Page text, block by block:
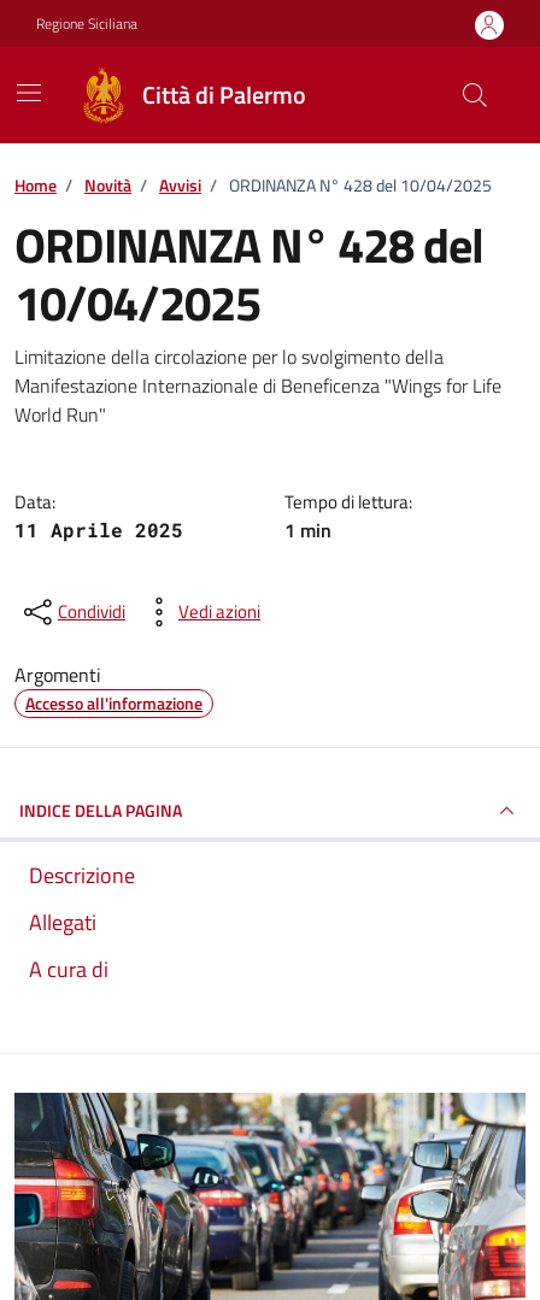
Vai ai contenuti
Vai al footer
Regione Siciliana
Città di Palermo
Home / Novità / Avvisi / ORDINANZA N° 428 del 10/04/2025
ORDINANZA N° 428 del
10/04/2025
Dettagli della notizia
Limitazione della circolazione per lo svolgimento della
Manifestazione Internazionale di Beneficenza "Wings for Life
World Run"
Data:
11 Aprile 2025
Tempo di lettura:
1 min
Condividi Vedi azioni
Argomenti
Accesso all'informazione
INDICE DELLA PAGINA
Descrizione
Allegati
A cura di